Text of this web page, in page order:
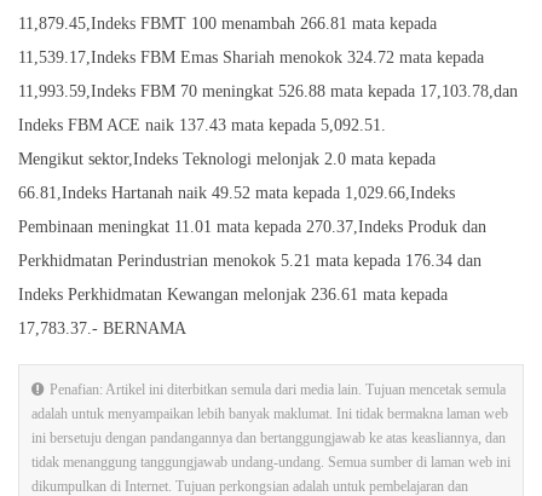
11,879.45,Indeks FBMT 100 menambah 266.81 mata kepada
11,539.17,Indeks FBM Emas Shariah menokok 324.72 mata kepada
11,993.59,Indeks FBM 70 meningkat 526.88 mata kepada 17,103.78,dan
Indeks FBM ACE naik 137.43 mata kepada 5,092.51.
Mengikut sektor,Indeks Teknologi melonjak 2.0 mata kepada
66.81,Indeks Hartanah naik 49.52 mata kepada 1,029.66,Indeks
Pembinaan meningkat 11.01 mata kepada 270.37,Indeks Produk dan
Perkhidmatan Perindustrian menokok 5.21 mata kepada 176.34 dan
Indeks Perkhidmatan Kewangan melonjak 236.61 mata kepada
17,783.37.- BERNAMA
Penafian: Artikel ini diterbitkan semula dari media lain. Tujuan mencetak semula
adalah untuk menyampaikan lebih banyak maklumat. Ini tidak bermakna laman web
ini bersetuju dengan pandangannya dan bertanggungjawab ke atas keasliannya, dan
tidak menanggung tanggungjawab undang-undang. Semua sumber di laman web ini
dikumpulkan di Internet. Tujuan perkongsian adalah untuk pembelajaran dan